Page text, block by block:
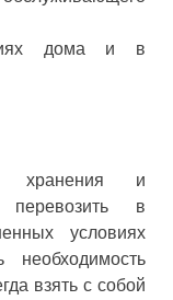
дома и в
хранения и
перевозить в
условиях
взять с собой